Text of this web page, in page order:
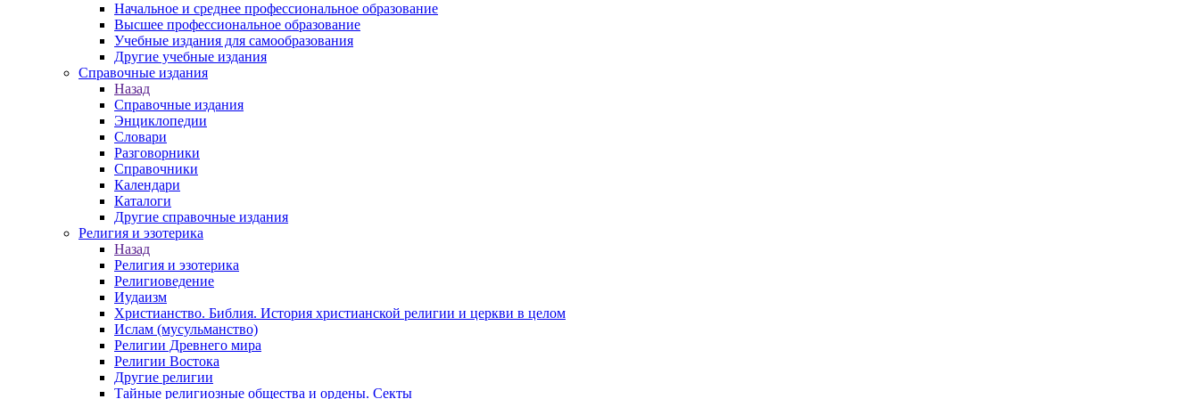
Начальное и среднее профессиональное образование
Высшее профессиональное образование
Учебные издания для самообразования
Другие учебные издания
Справочные издания
Назад
Справочные издания
Энциклопедии
Словари
Разговорники
Справочники
Календари
Каталоги
Другие справочные издания
Религия и эзотерика
Назад
Религия и эзотерика
Религиоведение
Иудаизм
Христианство. Библия. История христианской религии и церкви в целом
Ислам (мусульманство)
Религии Древнего мира
Религии Востока
Другие религии
Тайные религиозные общества и ордены. Секты